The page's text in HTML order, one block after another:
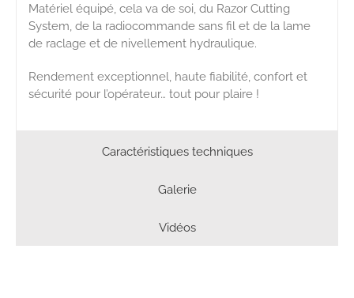
Matériel équipé, cela va de soi, du Razor Cutting
System, de la radiocommande sans fil et de la lame
de raclage et de nivellement hydraulique.
Rendement exceptionnel, haute fiabilité, confort et
sécurité pour l’opérateur… tout pour plaire !
Caractéristiques techniques
Galerie
Vidéos